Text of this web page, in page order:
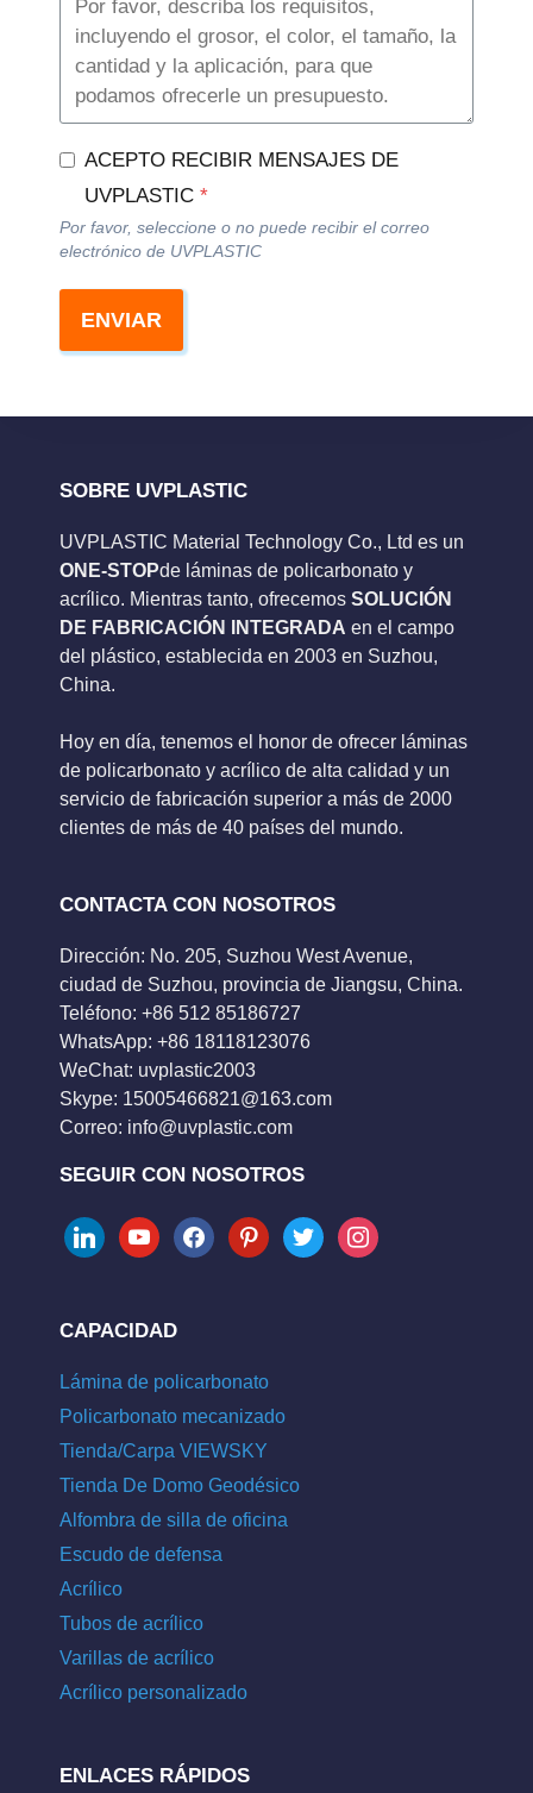
ACEPTO RECIBIR MENSAJES DE
UVPLASTIC *
Por favor, seleccione o no puede recibir el correo
electrónico de UVPLASTIC
ENVIAR
SOBRE UVPLASTIC
UVPLASTIC Material Technology Co., Ltd es un
ONE-STOPde láminas de policarbonato y
acrílico. Mientras tanto, ofrecemos SOLUCIÓN
DE FABRICACIÓN INTEGRADA en el campo
del plástico, establecida en 2003 en Suzhou,
China.
Hoy en día, tenemos el honor de ofrecer láminas
de policarbonato y acrílico de alta calidad y un
servicio de fabricación superior a más de 2000
clientes de más de 40 países del mundo.
CONTACTA CON NOSOTROS
Dirección: No. 205, Suzhou West Avenue,
ciudad de Suzhou, provincia de Jiangsu, China.
Teléfono: +86 512 85186727
WhatsApp: +86 18118123076
WeChat: uvplastic2003
Skype: 15005466821@163.com
Correo: info@uvplastic.com
SEGUIR CON NOSOTROS
linkedinyoutubefacebookpinteresttwitter instagram
CAPACIDAD
Lámina de policarbonato
Policarbonato mecanizado
Tienda/Carpa VIEWSKY
Tienda De Domo Geodésico
Alfombra de silla de oficina
Escudo de defensa
Acrílico
Tubos de acrílico
Varillas de acrílico
Acrílico personalizado
ENLACES RÁPIDOS